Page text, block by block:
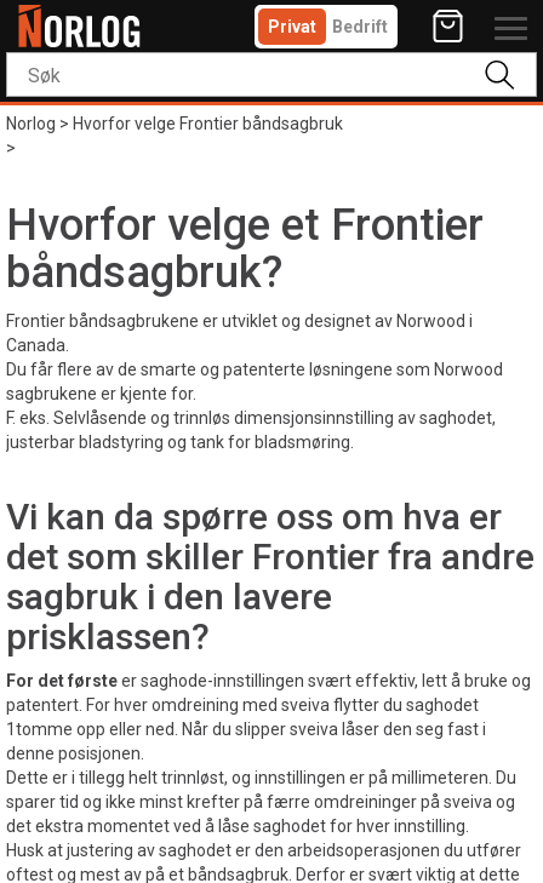
Privat Bedrift
Norlog>Hvorfor velge Frontier båndsagbruk
>
Hvorfor velge et Frontier
båndsagbruk?
Frontier båndsagbrukene er utviklet og designet av Norwood i
Canada.
Du får flere av de smarte og patenterte løsningene som Norwood
sagbrukene er kjente for.
F. eks. Selvlåsende og trinnløs dimensjonsinnstilling av saghodet,
justerbar bladstyring og tank for bladsmøring.
Vi kan da spørre oss om hva er
det som skiller Frontier fra andre
sagbruk i den lavere
prisklassen?
For det førsteer saghode-innstillingen svært effektiv, lett å bruke og
patentert. For hver omdreining med sveiva flytter du saghodet
1tomme opp eller ned. Når du slipper sveiva låser den seg fast i
denne posisjonen.
Dette er i tillegg helt trinnløst, og innstillingen er på millimeteren. Du
sparer tid og ikke minst krefter på færre omdreininger på sveiva og
det ekstra momentet ved å låse saghodet for hver innstilling.
Husk at justering av saghodet er den arbeidsoperasjonen du utfører
oftest og mest av på et båndsagbruk. Derfor er svært viktig at dette